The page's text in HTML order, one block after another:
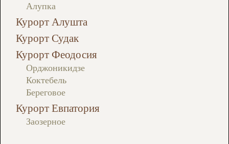
Алупка
Курорт Алушта
Курорт Судак
Курорт Феодосия
Орджоникидзе
Коктебель
Береговое
Курорт Евпатория
Заозерное